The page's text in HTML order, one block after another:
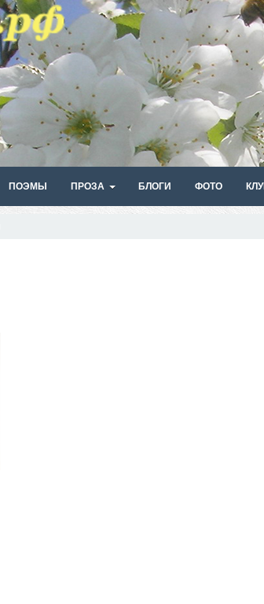
ПОЭМЫ ПРОЗА БЛОГИ ФОТО